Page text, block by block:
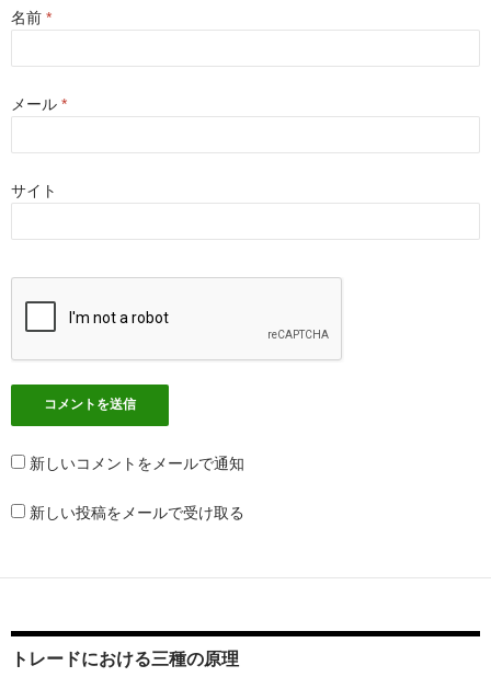
名前 *
メール *
サイト
新しいコメントをメールで通知
新しい投稿をメールで受け取る
トレードにおける三種の原理